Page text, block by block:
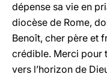
dépense sa vie en
diocèse de Rome,
Benoît, cher père et
crédible. Merci pour
vers l’horizon de